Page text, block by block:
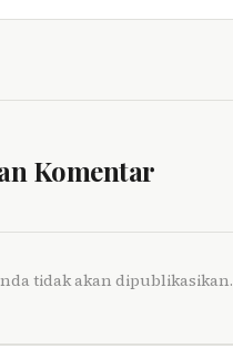
Komentar
tidak akan dipublikasikan.